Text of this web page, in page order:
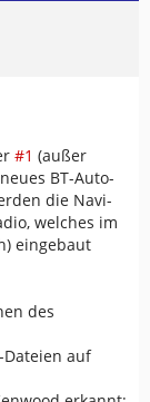
#1 (außer
BT-Auto-
die Navi-
welches im
eingebaut
des
Dateien auf